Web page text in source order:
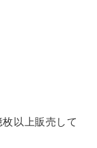
以上販売して